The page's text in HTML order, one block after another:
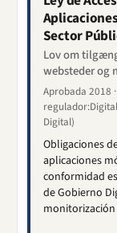
Sector
Lov om
websteder og
Aprobada 2018
Digital)
Obligaciones
aplicaciones
conformidad es
de Gobierno